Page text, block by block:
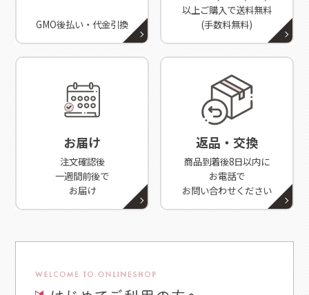
GMO後払い・代金引換
以上ご購入で送料無料
(手数料無料)
お届け
注文確認後
一週間前後で
お届け
返品・交換
商品到着後8日以内に
お電話で
お問い合わせください